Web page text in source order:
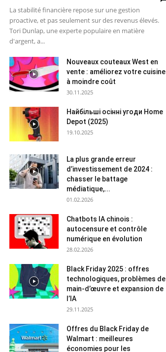
La stabilité financière repose sur une gestion
proactive, et pas seulement sur des revenus élevés.
Tori Dunlap, une experte populaire en matière
d'argent, a...
Nouveaux couteaux West en
vente : améliorez votre cuisine
à moindre coût
30.11.2025
Найбільші осінні угоди Home
Depot (2025)
19.10.2025
La plus grande erreur
d’investissement de 2024 :
chasser le battage
médiatique,...
01.02.2026
Chatbots IA chinois :
autocensure et contrôle
numérique en évolution
28.02.2026
Black Friday 2025 : offres
technologiques, problèmes de
main-d’œuvre et expansion de
l’IA
29.11.2025
Offres du Black Friday de
Walmart : meilleures
économies pour les